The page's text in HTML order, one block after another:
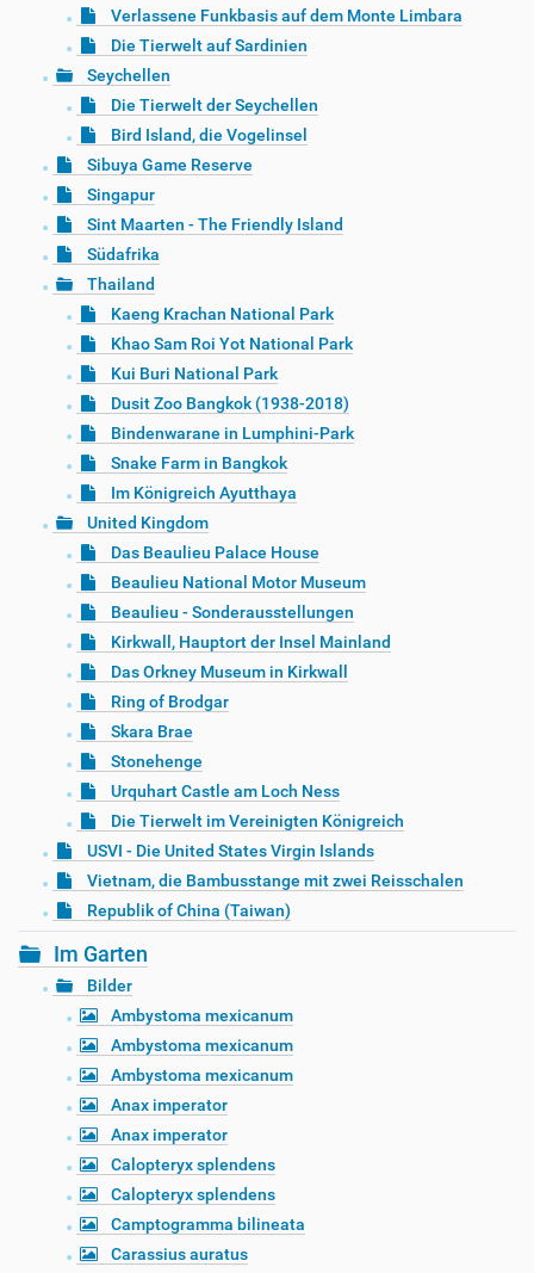
Verlassene Funkbasis auf dem Monte Limbara
Die Tierwelt auf Sardinien
Seychellen
Die Tierwelt der Seychellen
Bird Island, die Vogelinsel
Sibuya Game Reserve
Singapur
Sint Maarten - The Friendly Island
Südafrika
Thailand
Kaeng Krachan National Park
Khao Sam Roi Yot National Park
Kui Buri National Park
Dusit Zoo Bangkok (1938-2018)
Bindenwarane in Lumphini-Park
Snake Farm in Bangkok
Im Königreich Ayutthaya
United Kingdom
Das Beaulieu Palace House
Beaulieu National Motor Museum
Beaulieu - Sonderausstellungen
Kirkwall, Hauptort der Insel Mainland
Das Orkney Museum in Kirkwall
Ring of Brodgar
Skara Brae
Stonehenge
Urquhart Castle am Loch Ness
Die Tierwelt im Vereinigten Königreich
USVI - Die United States Virgin Islands
Vietnam, die Bambusstange mit zwei Reisschalen
Republik of China (Taiwan)
Im Garten
Bilder
Ambystoma mexicanum
Ambystoma mexicanum
Ambystoma mexicanum
Anax imperator
Anax imperator
Calopteryx splendens
Calopteryx splendens
Camptogramma bilineata
Carassius auratus